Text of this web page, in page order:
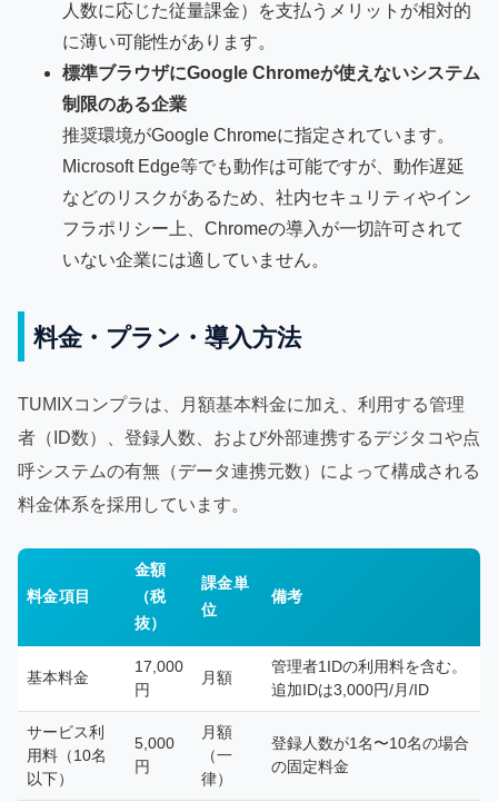
人数に応じた従量課金）を支払うメリットが相対的
に薄い可能性があります。
標準ブラウザにGoogle Chromeが使えないシステム
制限のある企業
推奨環境がGoogle Chromeに指定されています。
Microsoft Edge等でも動作は可能ですが、動作遅延
などのリスクがあるため、社内セキュリティやイン
フラポリシー上、Chromeの導入が一切許可されて
いない企業には適していません。
料金・プラン・導入方法
TUMIXコンプラは、月額基本料金に加え、利用する管理
者（ID数）、登録人数、および外部連携するデジタコや点
呼システムの有無（データ連携元数）によって構成される
料金体系を採用しています。
料金項目
金額
（税
抜）
課金単
位
備考
基本料金
17,000
円
月額
管理者1IDの利用料を含む。
追加IDは3,000円/月/ID
サービス利
用料（10名
以下）
5,000
円
月額
（一
律）
登録人数が1名〜10名の場合
の固定料金